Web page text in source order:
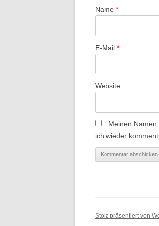
a
i
o
Name *
E-Mail *
Website
Meinen
ich wieder
Stolz präsentiert von